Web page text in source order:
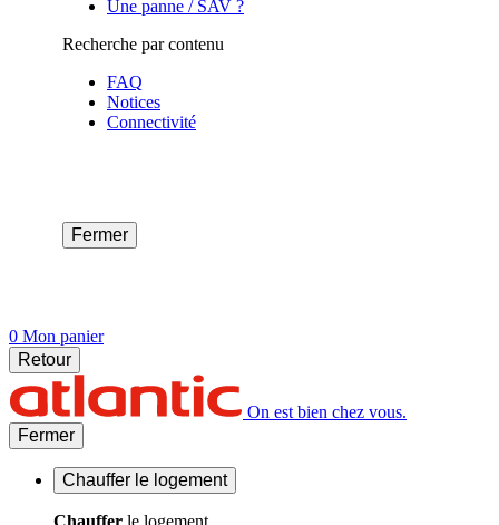
Une panne / SAV ?
Recherche par contenu
FAQ
Notices
Connectivité
Fermer
0 Mon panier
Retour
On est bien chez vous.
Fermer
Chauffer le logement